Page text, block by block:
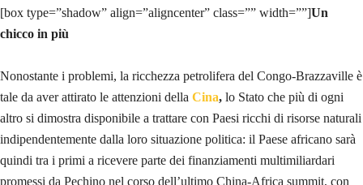
[box type=”shadow” align=”aligncenter” class=”” width=””]Un
chicco in più
Nonostante i problemi, la ricchezza petrolifera del Congo-Brazzaville è
tale da aver attirato le attenzioni della Cina, lo Stato che più di ogni
altro si dimostra disponibile a trattare con Paesi ricchi di risorse naturali
indipendentemente dalla loro situazione politica: il Paese africano sarà
quindi tra i primi a ricevere parte dei finanziamenti multimiliardari
promessi da Pechino nel corso dell’ultimo China-Africa summit, con